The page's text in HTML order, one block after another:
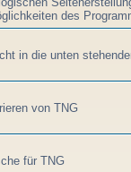
des
in die unten
von TNG
für TNG